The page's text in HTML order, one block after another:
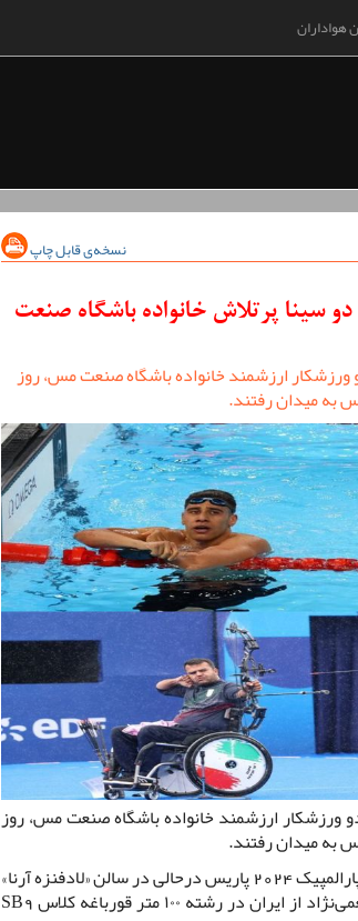
هواداران
نسخه‌ی قابل چاپ
سینا پرتلاش خانواده باشگاه صنعت
ورزشکار ارزشمند خانواده باشگاه صنعت مس، روز
به میدان رفتند.
ورزشکار ارزشمند خانواده باشگاه صنعت مس، روز
به میدان رفتند.
مسابقات مرحله فینال رشته پاراشنا پارالمپیک 2024 پاریس درحالى در سالن «لادفنزه آرنا»
شهر پاریس برگزار شد که سینا ضیغمی‌نژاد‌ از ایران در رشته ١٠٠ متر قورباغه کلاس SB9